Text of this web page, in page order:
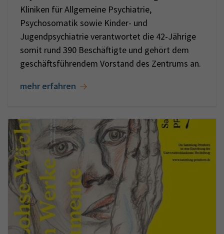
Kliniken für Allgemeine Psychiatrie,
Psychosomatik sowie Kinder- und
Jugendpsychiatrie verantwortet die 42-Jährige
somit rund 390 Beschäftigte und gehört dem
geschäftsführendem Vorstand des Zentrums an.
mehr erfahren